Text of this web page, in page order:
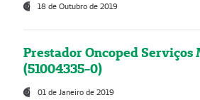
18 de Outubro de 2019
Prestador Oncoped Serviços
(51004335-0)
01 de Janeiro de 2019